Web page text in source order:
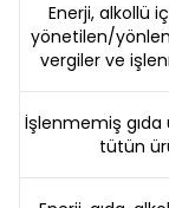
Enerji, alkollü
yönetilen/
vergiler ve
İşlenmemiş gıda
tütün